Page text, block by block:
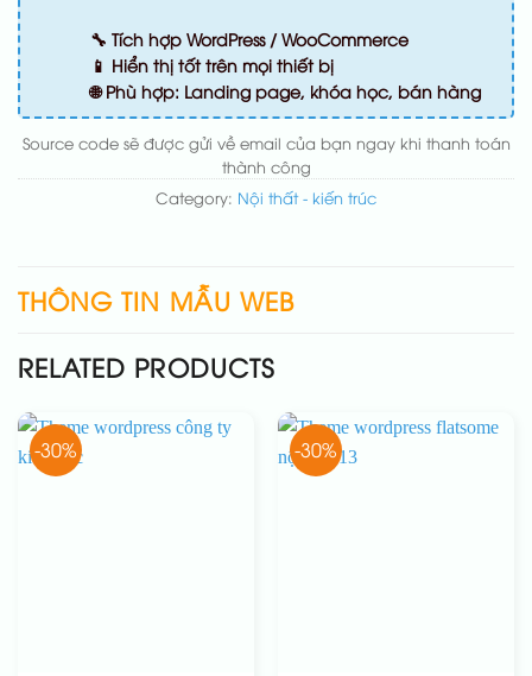
🔧 Tích hợp WordPress / WooCommerce
📱 Hiển thị tốt trên mọi thiết bị
🌐 Phù hợp: Landing page, khóa học, bán hàng
Source code sẽ được gửi về email của bạn ngay khi thanh toán
thành công
Category: Nội thất - kiến trúc
THÔNG TIN MẪU WEB
RELATED PRODUCTS
-30% -30%